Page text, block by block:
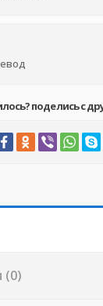
поделись с
(0)